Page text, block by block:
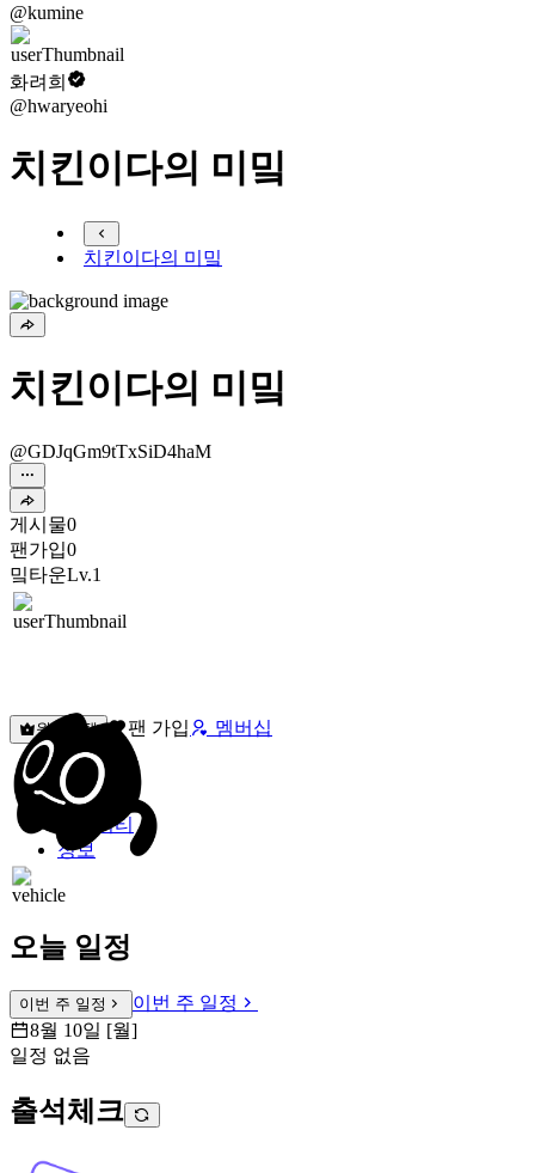
@kumine
화려희
@hwaryeohi
치킨이다의 미밐
치킨이다의 미밐
치킨이다의 미밐
@GDJqGm9tTxSiD4haM
게시물0
팬가입0
밐타운Lv.1
원픽선택 팬 가입 멤버십
밐타운
피드
커뮤니티
정보
오늘 일정
이번 주 일정
이번 주 일정
8월 10일 [월]
일정 없음
출석체크